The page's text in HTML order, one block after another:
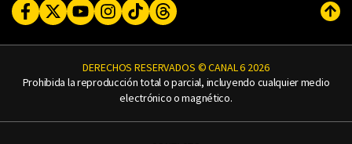
FacebookTwitterYoutubeInstagram
TikTokThreads
DERECHOS RESERVADOS © CANAL 6 2026
Prohibida la reproducción total o parcial, incluyendo cualquier medio
electrónico o magnético.